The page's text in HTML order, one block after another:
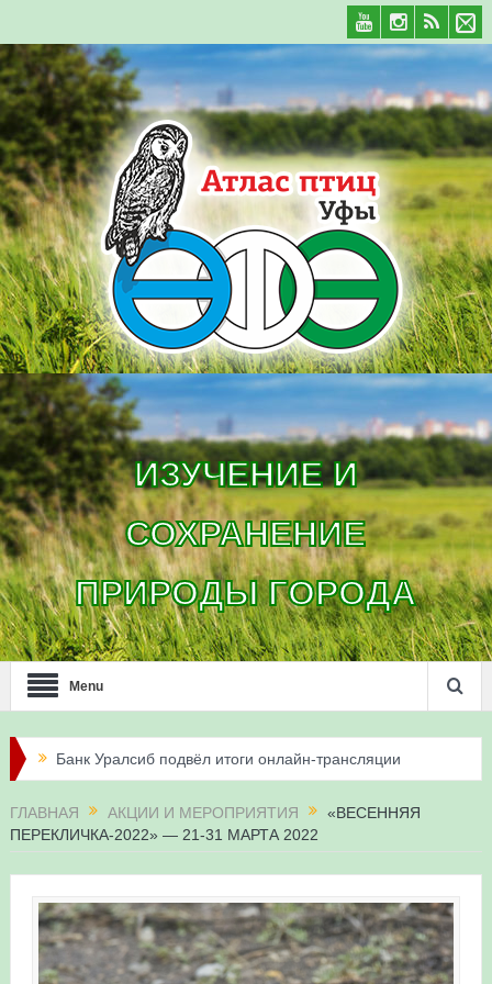
ИЗУЧЕНИЕ И
СОХРАНЕНИЕ
ПРИРОДЫ ГОРОДА
Menu
Банк Уралсиб подвёл итоги онлайн-трансляции
Итоги акции «Соловьиные вечера-2026» в
Три птенца сапсанов Уралсиба получили имена и
кольца
ГЛАВНАЯ АКЦИИ И МЕРОПРИЯТИЯ
«ВЕСЕННЯЯ
ПЕРЕКЛИЧКА-2022» — 21-31 МАРТА 2022